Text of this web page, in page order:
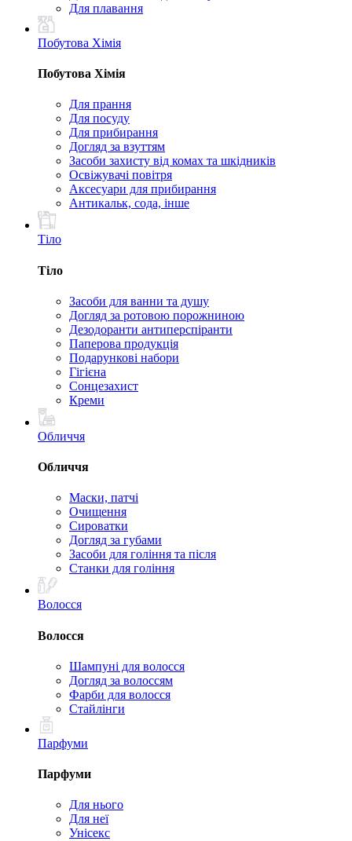
Для плавання
Побутова Хімія
Побутова Хімія
Для прання
Для посуду
Для прибирання
Догляд за взуттям
Засоби захисту від комах та шкідників
Освіжувачі повітря
Аксесуари для прибирання
Антикальк, сода, інше
Тіло
Тіло
Засоби для ванни та душу
Догляд за ротовою порожниною
Дезодоранти антиперспіранти
Паперова продукція
Подарункові набори
Гігієна
Сонцезахист
Креми
Обличчя
Обличчя
Маски, патчі
Очищення
Сироватки
Догляд за губами
Засоби для гоління та після
Станки для гоління
Волосся
Волосся
Шампуні для волосся
Догляд за волоссям
Фарби для волосся
Стайлінги
Парфуми
Парфуми
Для нього
Для неї
Унісекс